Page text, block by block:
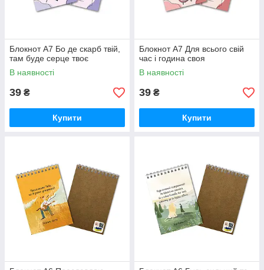
Блокнот А7 Бо де скарб твій,
там буде серце твоє
В наявності
39 ₴
Купити
Блокнот А7 Для всього свій
час і година своя
В наявності
39 ₴
Купити